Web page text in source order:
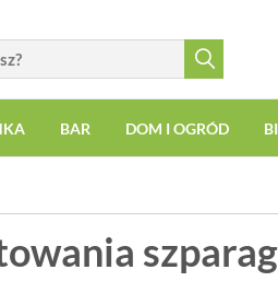
BAR DOM I OGRÓD